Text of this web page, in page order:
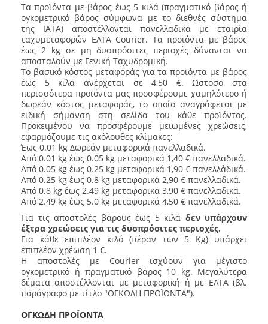
Τα προϊόντα με βάρος έως 5 κιλά (πραγματικό βάρος ή
ογκομετρικό βάρος σύμφωνα με το διεθνές σύστημα
της IATA) αποστέλλονται πανελλαδικά με εταιρία
ταχυμεταφορών ΕΛΤΑ Courier. Τα προϊόντα με βάρος
έως 2 kg σε μη δυσπρόσιτες περιοχές δύνανται να
αποσταλούν με Γενική Ταχυδρομική.
Το βασικό κόστος μεταφοράς για τα προϊόντα με βάρος
έως 5 κιλά ανέρχεται σε 4,50 €. Ωστόσο στα
περισσότερα προϊόντα μας προσφέρουμε χαμηλότερο ή
δωρεάν κόστος μεταφοράς, το οποίο αναγράφεται με
ειδική σήμανση στη σελίδα του κάθε προϊόντος.
Προκειμένου να προσφέρουμε μειωμένες χρεώσεις,
εφαρμόζουμε τις ακόλουθες κλίμακες:
Έως 0.01 kg Δωρεάν μεταφορικά πανελλαδικά.
Από 0.01 kg έως 0.05 kg μεταφορικά 1,40 € πανελλαδικά.
Από 0.05 kg έως 0.25 kg μεταφορικά 1,90 € πανελλάδικά.
Από 0.25 kg έως 0.8 kg μεταφορικά 2,90 € πανελλαδικά.
Από 0.8 kg έως 2.49 kg μεταφορικά 3,90 € πανελλαδικά.
Από 2.49 kg έως 5.0 kg μεταφορικά 4,50 € πανελλαδικά.
Για τις αποστολές βάρους έως 5 κιλά δεν υπάρχουν
έξτρα χρεώσεις για τις δυσπρόσιτες περιοχές.
Για κάθε επιπλέον κιλό (πέραν των 5 Kg) υπάρχει
επιπλέον χρέωση 1 €.
Η αποστολές με Courier ισχύουν για μέγιστο
ογκομετρικό ή πραγματικό βάρος 10 kg. Μεγαλύτερα
δέματα αποστέλλονται με μεταφορική ή με ΕΛΤΑ (βλ.
παράγραφο με τίτλο "ΟΓΚΩΔΗ ΠΡΟΪΟΝΤΑ").
ΟΓΚΩΔΗ ΠΡΟΪΟΝΤΑ